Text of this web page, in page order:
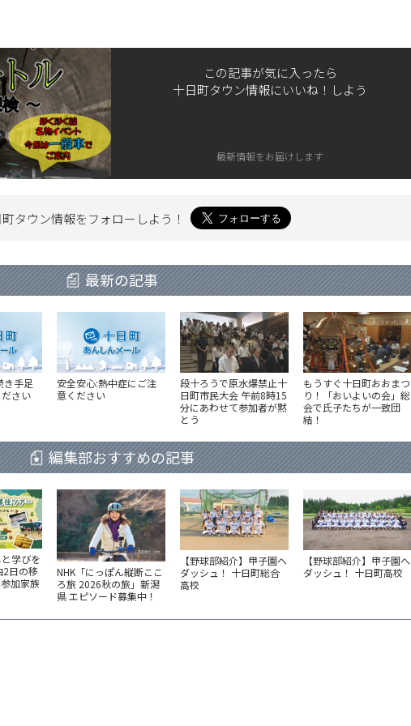
この記事が気に入ったら
十日町タウン情報にいいね！しよう
最新情報をお届けします
タウン情報をフォローしよう！
最新の記事
き手足
さい
安全安心:熱中症にご注
意ください
段十ろうで原水爆禁止十
日町市民大会 午前8時15
分にあわせて参加者が黙
とう
もうすぐ十日町おおまつ
り！「おいよいの会」総
会で氏子たちが一致団
結！
編集部おすすめの記事
学びを
日の移
加家族
NHK「にっぽん縦断ここ
ろ旅 2026秋の旅」新潟
県 エピソード募集中！
【野球部紹介】甲子園へ
ダッシュ！ 十日町総合
高校
【野球部紹介】甲子園へ
ダッシュ！ 十日町高校